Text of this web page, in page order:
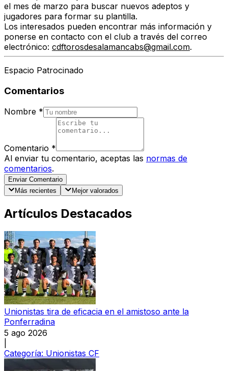
el mes de marzo para buscar nuevos adeptos y
jugadores para formar su plantilla.
Los interesados pueden encontrar más información y
ponerse en contacto con el club a través del correo
electrónico: cdftorosdesalamancabs@gmail.com.
Espacio Patrocinado
Comentarios
Nombre *
Comentario *
Al enviar tu comentario, aceptas las normas de
comentarios.
Enviar Comentario
Más recientes
Mejor valorados
Artículos Destacados
Unionistas tira de eficacia en el amistoso ante la
Ponferradina
5 ago 2026
Categoría: Unionistas CF